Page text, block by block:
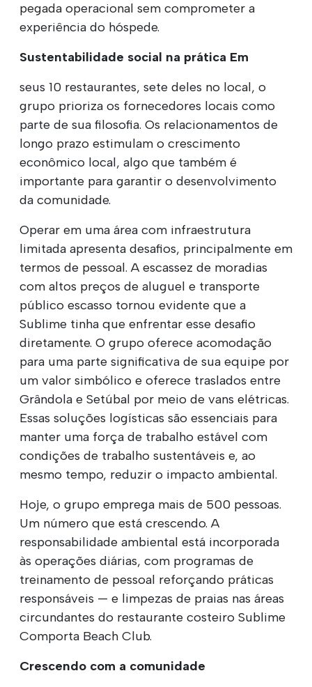
pegada operacional sem comprometer a
experiência do hóspede.
Sustentabilidade social na prática Em
seus 10 restaurantes, sete deles no local, o
grupo prioriza os fornecedores locais como
parte de sua filosofia. Os relacionamentos de
longo prazo estimulam o crescimento
econômico local, algo que também é
importante para garantir o desenvolvimento
da comunidade.
Operar em uma área com infraestrutura
limitada apresenta desafios, principalmente em
termos de pessoal. A escassez de moradias
com altos preços de aluguel e transporte
público escasso tornou evidente que a
Sublime tinha que enfrentar esse desafio
diretamente. O grupo oferece acomodação
para uma parte significativa de sua equipe por
um valor simbólico e oferece traslados entre
Grândola e Setúbal por meio de vans elétricas.
Essas soluções logísticas são essenciais para
manter uma força de trabalho estável com
condições de trabalho sustentáveis e, ao
mesmo tempo, reduzir o impacto ambiental.
Hoje, o grupo emprega mais de 500 pessoas.
Um número que está crescendo. A
responsabilidade ambiental está incorporada
às operações diárias, com programas de
treinamento de pessoal reforçando práticas
responsáveis — e limpezas de praias nas áreas
circundantes do restaurante costeiro Sublime
Comporta Beach Club.
Crescendo com a comunidade